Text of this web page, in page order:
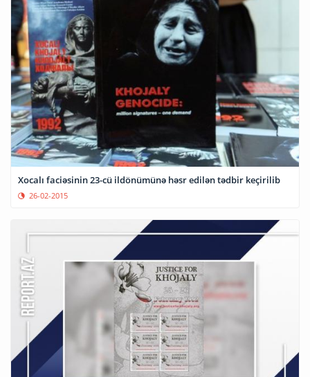
Xocalı faciəsinin 23-cü ildönümünə həsr edilən tədbir keçirilib
26-02-2015